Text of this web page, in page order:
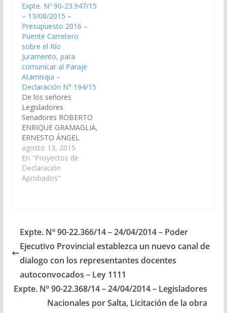
Nacionales por Salta,
realicen las gestiones
necesarias ante la
Administración de la
Dirección de Vialidad
de la Nación, para el
pronto llamado a
Licitación de la obra…
Expte. Nº 90-23.947/15
– 13/08/2015 –
Presupuesto 2016 –
Puente Carretero
sobre el Río
Juramento, para
comunicar al Paraje
Atamisqui –
Declaración N° 194/15
De los señores
Legisladores
Senadores ROBERTO
ENRIQUE GRAMAGLIA,
ERNESTO ÁNGEL
GOMEZ y Diputado
Ranulfo Benito
Campos, viendo con
agrado que el Poder
de construcción de un
Puente Carretero
sobre el Río
Juramento, para
comunicar al Paraje
Atamisqui -…
agosto 13, 2015
En "Proyectos de
Declaración
Aprobados"
Expte. Nº 90-22.366/14 – 24/04/2014 – Poder
Ejecutivo Provincial establezca un nuevo canal de
dialogo con los representantes docentes
autoconvocados – Ley 1111
Expte. Nº 90-22.368/14 – 24/04/2014 – Legisladores
Nacionales por Salta, Licitación de la obra